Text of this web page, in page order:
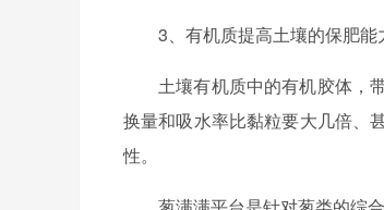
3、有机质提高土壤的保肥能
土壤有机质中的有机胶体，
换量和吸水率比黏粒要大几倍、
性。